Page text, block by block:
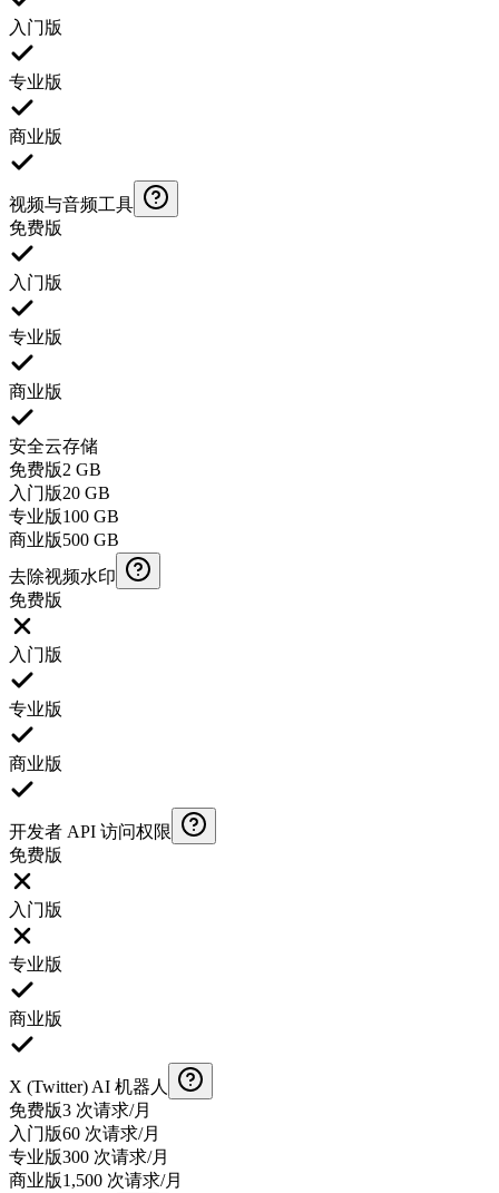
入门版
专业版
商业版
视频与音频工具
免费版
入门版
专业版
商业版
安全云存储
免费版2 GB
入门版20 GB
专业版100 GB
商业版500 GB
去除视频水印
免费版
入门版
专业版
商业版
开发者 API 访问权限
免费版
入门版
专业版
商业版
X (Twitter) AI 机器人
免费版3 次请求/月
入门版60 次请求/月
专业版300 次请求/月
商业版1,500 次请求/月